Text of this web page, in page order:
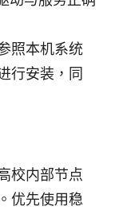
照本机系统
行安装，同
校内部节点
优先使用稳